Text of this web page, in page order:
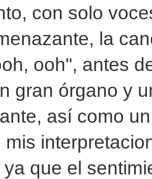
con solo
la
ooh", antes
gran órgano y
así como
mis
ya que el